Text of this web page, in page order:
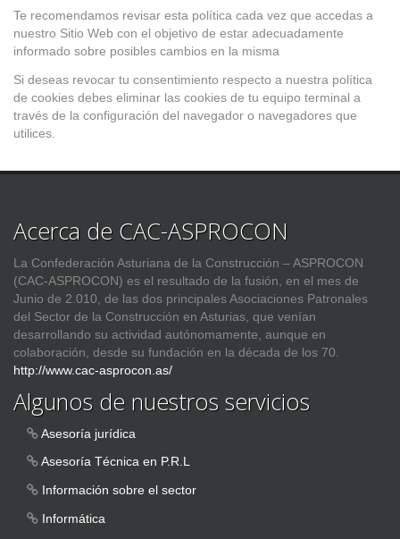
Te recomendamos revisar esta política cada vez que accedas a
nuestro Sitio Web con el objetivo de estar adecuadamente
informado sobre posibles cambios en la misma
Si deseas revocar tu consentimiento respecto a nuestra política
de cookies debes eliminar las cookies de tu equipo terminal a
través de la configuración del navegador o navegadores que
utilices.
Acerca de CAC-ASPROCON
La Confederación Asturiana de la Construcción – ASPROCON
(CAC-ASPROCON) es el resultado de la fusión, en el mes de
Junio de 2.010, de las dos principales Asociaciones Patronales
del Sector de la Construcción en Asturias, que venían
desarrollando su actividad autónomamente, aunque en
colaboración, desde su fundación en la década de los 70.
http://www.cac-asprocon.as/
Algunos de nuestros servicios
Asesoría jurídica
Asesoría Técnica en P.R.L
Información sobre el sector
Informática